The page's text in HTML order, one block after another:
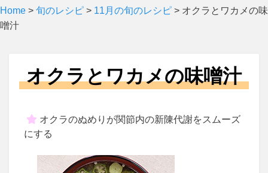
Home > 旬のレシピ > 11月の旬のレシピ > オクラとワカメの味
噌汁
オクラとワカメの味噌汁
オクラのぬめりが関節内の新陳代謝をスムーズ
にする